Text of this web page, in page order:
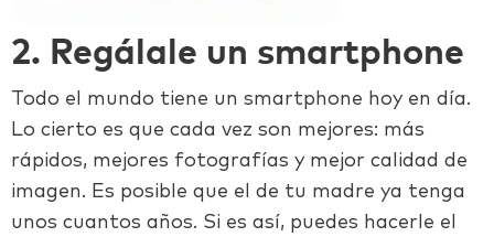
2. Regálale un smartphone
Todo el mundo tiene un smartphone hoy en día.
Lo cierto es que cada vez son mejores: más
rápidos, mejores fotografías y mejor calidad de
imagen. Es posible que el de tu madre ya tenga
unos cuantos años. Si es así, puedes hacerle el